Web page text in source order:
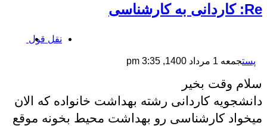
Re: کاردانی به کارشناسی
نقل قول
پستجمعه 1 مرداد 1400, 3:35 pm
سلام وقت بخیر
دانشجویه کاردانی رشته بهداشت خانواده که الان
میخواد کارشناسی رو بهداشت محیط بخونه موقع